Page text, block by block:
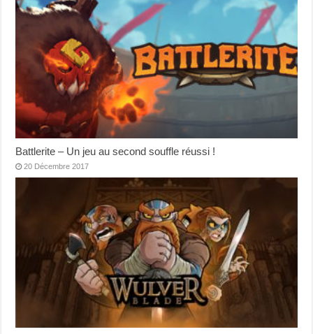
Battlerite – Un jeu au second souffle réussi !
20 Décembre 2017